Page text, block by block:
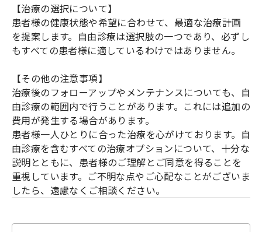
【治療の選択について】
患者様の健康状態や希望に合わせて、最適な治療計画
を提案します。自由診療は選択肢の一つであり、必ずし
もすべての患者様に適しているわけではありません。
【その他の注意事項】
治療後のフォローアップやメンテナンスについても、自
由診療の範囲内で行うことがあります。これには追加の
費用が発生する場合があります。
患者様一人ひとりに合った治療を心がけております。自
由診療を含むすべての治療オプションについて、十分な
説明とともに、患者様のご理解とご同意を得ることを
重視しています。ご不明な点やご心配なことがございま
したら、遠慮なくご相談ください。